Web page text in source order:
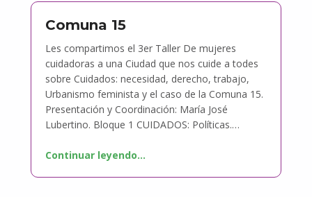
Comuna 15
Les compartimos el 3er Taller De mujeres
cuidadoras a una Ciudad que nos cuide a todes
sobre Cuidados: necesidad, derecho, trabajo,
Urbanismo feminista y el caso de la Comuna 15.
Presentación y Coordinación: María José
Lubertino. Bloque 1 CUIDADOS: Políticas.…
Continuar leyendo…